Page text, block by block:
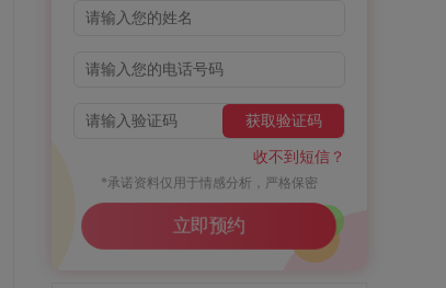
获取验证码
收不到短信？
*承诺资料仅用于情感分析，严格保密
立即预约